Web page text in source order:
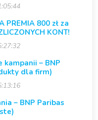
PREMIA 800 zł za
KONT!
– BNP
dla firm)
– BNP Paribas